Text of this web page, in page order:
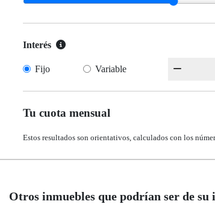
Interés
Fijo Variable
Tu cuota mensual
Estos resultados son orientativos, calculados con los
Otros inmuebles que podrían ser de su